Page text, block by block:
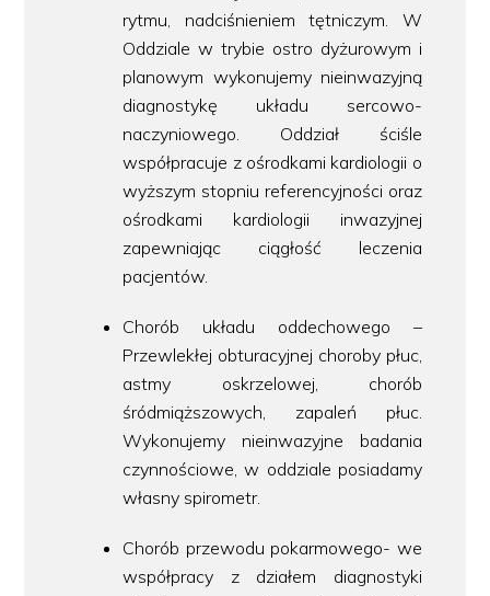
rytmu, nadciśnieniem tętniczym. W
Oddziale w trybie ostro dyżurowym i
planowym wykonujemy nieinwazyjną
diagnostykę układu sercowo-
naczyniowego. Oddział ściśle
współpracuje z ośrodkami kardiologii o
wyższym stopniu referencyjności oraz
ośrodkami kardiologii inwazyjnej
zapewniając ciągłość leczenia
pacjentów.
Chorób układu oddechowego –
Przewlekłej obturacyjnej choroby płuc,
astmy oskrzelowej, chorób
śródmiąższowych, zapaleń płuc.
Wykonujemy nieinwazyjne badania
czynnościowe, w oddziale posiadamy
własny spirometr.
Chorób przewodu pokarmowego- we
współpracy z działem diagnostyki